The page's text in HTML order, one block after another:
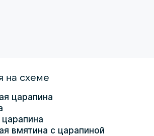
на схеме
царапина
вмятина с царапиной